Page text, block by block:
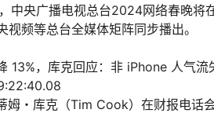
中央广播电视总台2024网络春晚将
频等总台全媒体矩阵同步播出。
13%，库克回应：非 iPhone 人气流
姆・库克（Tim Cook）在财报电话